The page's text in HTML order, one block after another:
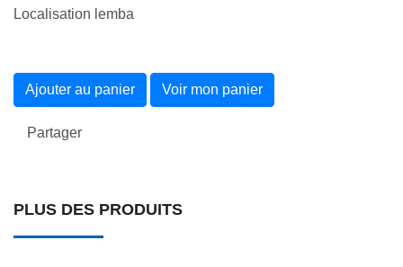
Localisation lemba
Ajouter au panier Voir mon panier
Partager
PLUS DES PRODUITS